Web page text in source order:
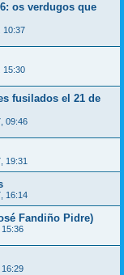
os verdugos que
10:37
15:30
fusilados el 21 de
09:46
19:31
16:14
Fandiño Pidre)
15:36
16:29